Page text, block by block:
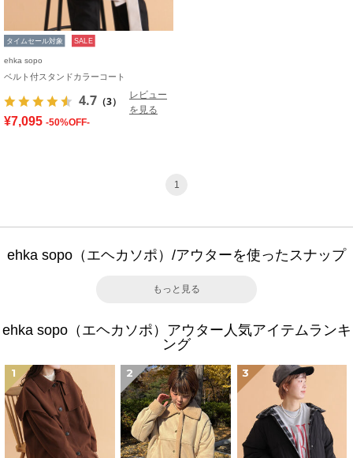
タイムセール対象 SALE
ehka sopo
ベルト付スタンドカラーコート
4.7 （3）
レビュー
を見る
¥7,095 -50%OFF-
1
ehka sopo（エヘカソポ）/アウターを使ったスナップ
もっと見る
ehka sopo（エヘカソポ）アウター人気アイテムランキ
ング
1 2 3